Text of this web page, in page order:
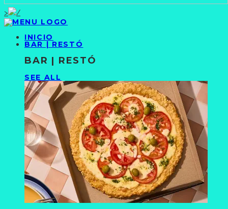
>
INICIO
BAR | RESTÓ
BAR | RESTÓ
SEE ALL